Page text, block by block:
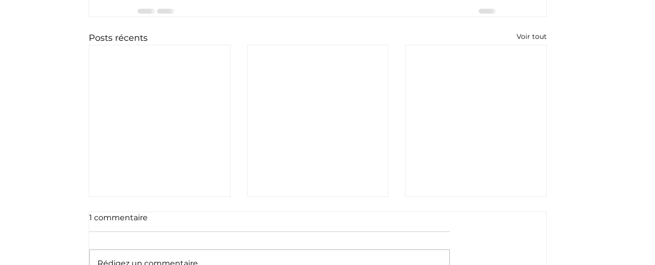
Posts récents Voir tout
1 commentaire